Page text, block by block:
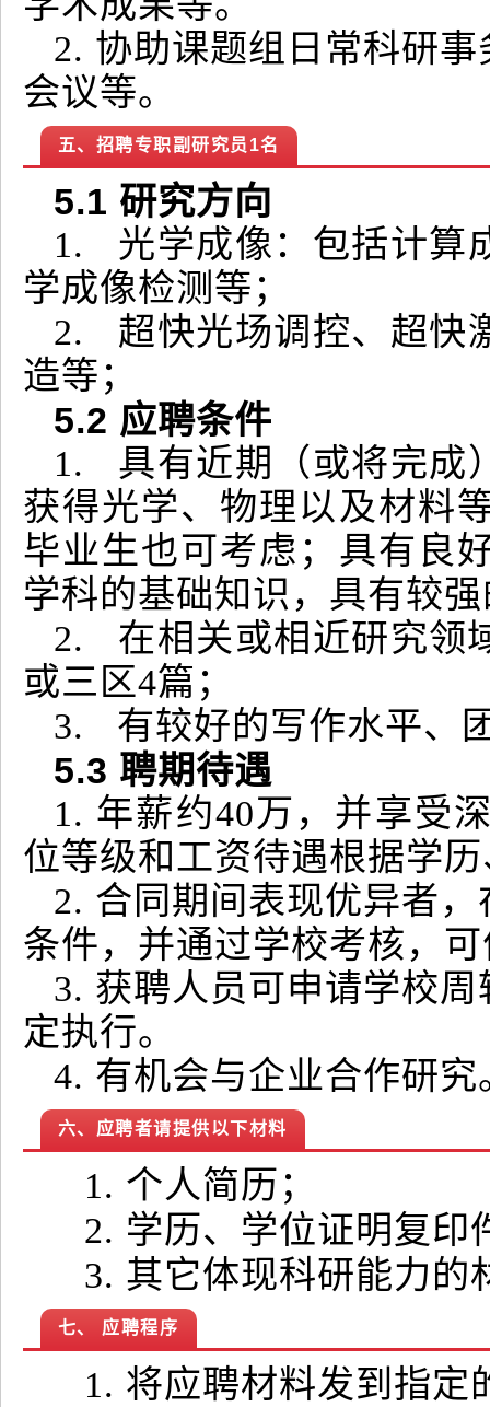
2. 协助课题组日常科研
会议等。
五、招聘专职副研究员1名
5.1 研究方向
1. 光学成像：包括计算
学成像检测等；
2. 超快光场调控、超快
造等；
5.2 应聘条件
1. 具有近期（或将完成
获得光学、物理以及材料
毕业生也可考虑；具有良
学科的基础知识，具有较
2. 在相关或相近研究领
或三区4篇；
3. 有较好的写作水平、
5.3 聘期待遇
1. 年薪约40万，并享受
位等级和工资待遇根据学
2. 合同期间表现优异者
条件，并通过学校考核，
3. 获聘人员可申请学校
定执行。
4. 有机会与企业合作研究
六、应聘者请提供以下材料
1. 个人简历；
2. 学历、学位证明复印
3. 其它体现科研能力的
七、 应聘程序
1. 将应聘材料发到指定